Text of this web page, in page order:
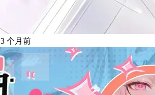
3 个月前